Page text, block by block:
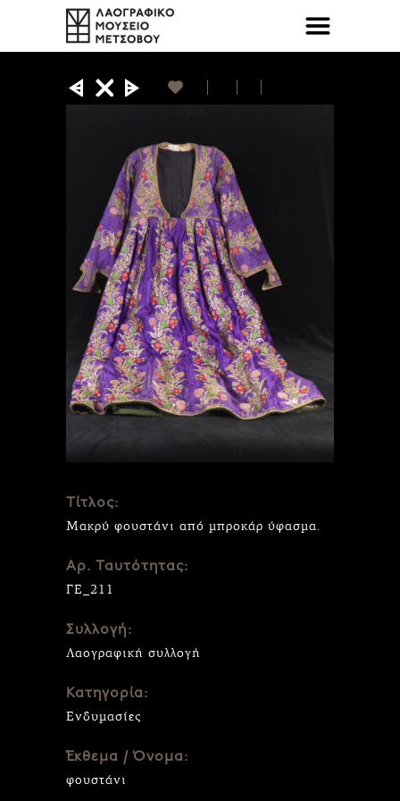
Τίτλος:
Μακρύ φουστάνι από μπροκάρ ύφασμα.
Αρ. Ταυτότητας:
ΓΕ_211
Συλλογή:
Λαογραφική συλλογή
Κατηγορία:
Ενδυμασίες
Έκθεμα / Όνομα:
φουστάνι